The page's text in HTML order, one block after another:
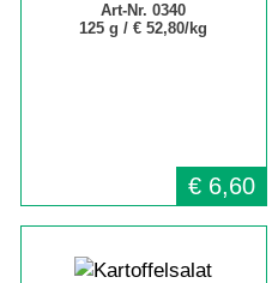
Art-Nr. 0340
125 g /€ 52,80/kg
€ 6,60